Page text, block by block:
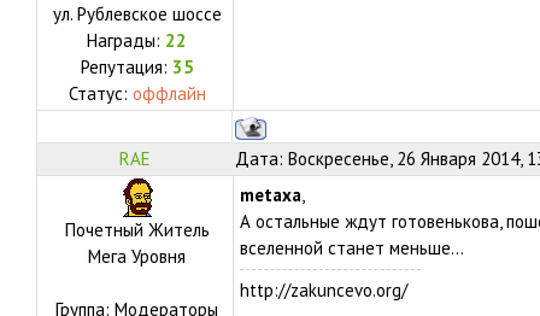
ул. Рублевское шоссе
Награды: 22
Репутация: 35
Статус: оффлайн
RAE Дата: Воскресенье, 26 Января 2014,
Почетный Житель
Мега Уровня
Группа: Модераторы
metaxa,
А остальные ждут готовенькова,
вселенной станет меньше...
http://zakuncevo.org/